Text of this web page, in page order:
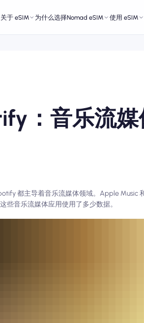
关于 eSIM 为什么选择Nomad eSIM 使用 eSIM
：音乐流
都主导着音乐流媒体领域。Apple Music
些音乐流媒体应用使用了多少数据。